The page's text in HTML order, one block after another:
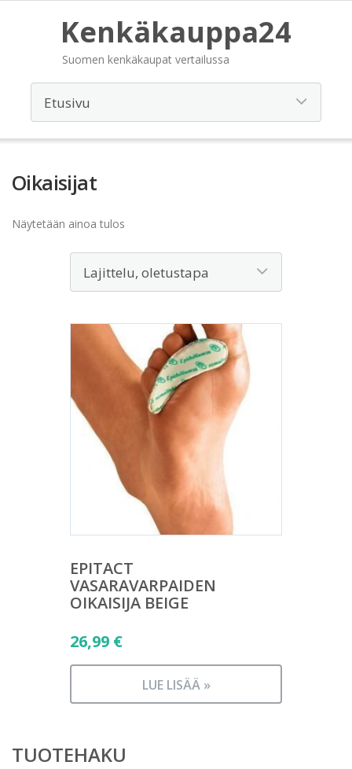
Kenkäkauppa24
Suomen kenkäkaupat vertailussa
Oikaisijat
Näytetään ainoa tulos
EPITACT
VASARAVARPAIDEN
OIKAISIJA BEIGE
26,99 €
LUE LISÄÄ »
TUOTEHAKU